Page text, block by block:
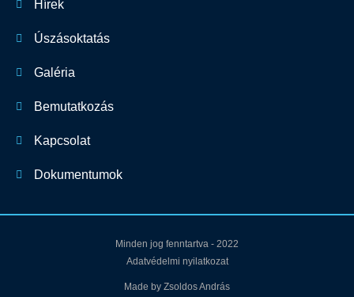
Hírek
Úszásoktatás
Galéria
Bemutatkozás
Kapcsolat
Dokumentumok
Minden jog fenntartva - 2022
Adatvédelmi nyilatkozat
Made by Zsoldos András